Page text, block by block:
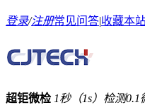
登录/注册常见问答|收藏本
超钜微检 1秒（1s）检测